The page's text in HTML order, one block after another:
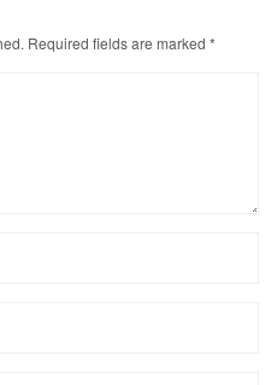
Required fields are marked *